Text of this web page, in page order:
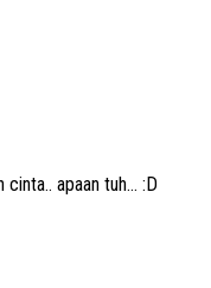
cinta.. apaan tuh… :D